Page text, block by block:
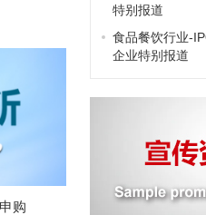
购
特别报道
食品餐饮行业-
企业特别报道